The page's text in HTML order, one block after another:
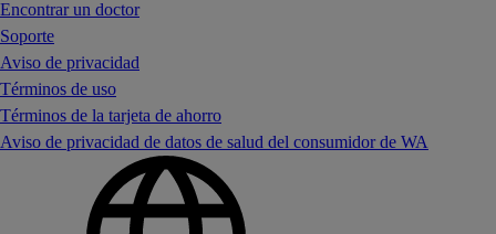
Encontrar un doctor
Soporte
Aviso de privacidad
Términos de uso
Términos de la tarjeta de ahorro
Aviso de privacidad de datos de salud del consumidor de WA